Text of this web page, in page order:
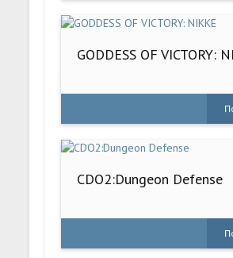
GODDESS OF VICTORY:
CDO2:Dungeon Defense